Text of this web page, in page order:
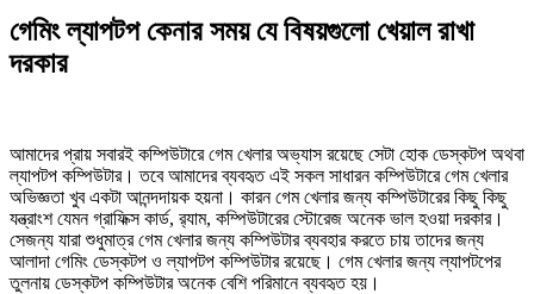
গেমিং ল্যাপটপ কেনার সময় যে বিষয়গুলো খেয়াল রাখা
দরকার
আমাদের প্রায় সবারই কম্পিউটারে গেম খেলার অভ্যাস রয়েছে সেটা হোক ডেস্কটপ অথবা
ল্যাপটপ কম্পিউটার। তবে আমাদের ব্যবহৃত এই সকল সাধারন কম্পিউটারে গেম খেলার
অভিজ্ঞতা খুব একটা আনন্দদায়ক হয়না। কারন গেম খেলার জন্য কম্পিউটারের কিছু কিছু
যন্ত্রাংশ যেমন গ্রাফিক্স কার্ড, র‍্যাম, কম্পিউটারের স্টোরেজ অনেক ভাল হওয়া দরকার।
সেজন্য যারা শুধুমাত্র গেম খেলার জন্য কম্পিউটার ব্যবহার করতে চায় তাদের জন্য
আলাদা গেমিং ডেস্কটপ ও ল্যাপটপ কম্পিউটার রয়েছে। গেম খেলার জন্য ল্যাপটপের
তুলনায় ডেস্কটপ কম্পিউটার অনেক বেশি পরিমানে ব্যবহৃত হয়।